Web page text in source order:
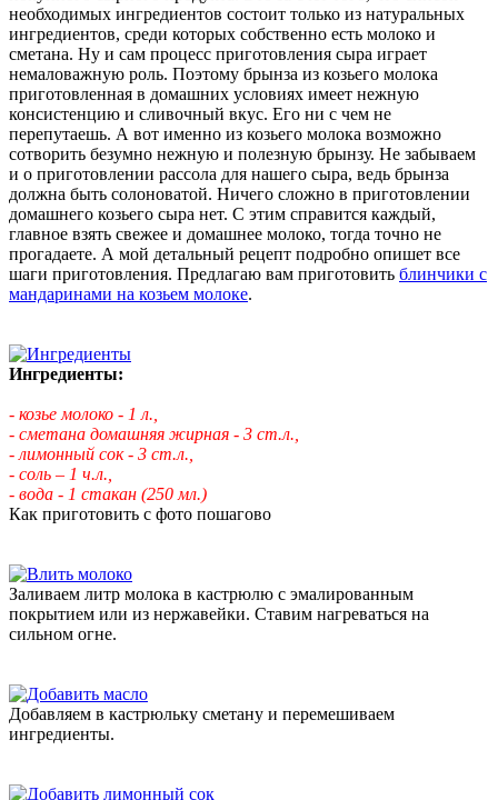
необходимых ингредиентов состоит только из натуральных
ингредиентов, среди которых собственно есть молоко и
сметана. Ну и сам процесс приготовления сыра играет
немаловажную роль. Поэтому брынза из козьего молока
приготовленная в домашних условиях имеет нежную
консистенцию и сливочный вкус. Его ни с чем не
перепутаешь. А вот именно из козьего молока возможно
сотворить безумно нежную и полезную брынзу. Не забываем
и о приготовлении рассола для нашего сыра, ведь брынза
должна быть солоноватой. Ничего сложно в приготовлении
домашнего козьего сыра нет. С этим справится каждый,
главное взять свежее и домашнее молоко, тогда точно не
прогадаете. А мой детальный рецепт подробно опишет все
шаги приготовления. Предлагаю вам приготовить блинчики с
мандаринами на козьем молоке.
Ингредиенты:
- козье молоко - 1 л.,
- сметана домашняя жирная - 3 ст.л.,
- лимонный сок - 3 ст.л.,
- соль – 1 ч.л.,
- вода - 1 стакан (250 мл.)
Как приготовить с фото пошагово
Заливаем литр молока в кастрюлю с эмалированным
покрытием или из нержавейки. Ставим нагреваться на
сильном огне.
Добавляем в кастрюльку сметану и перемешиваем
ингредиенты.